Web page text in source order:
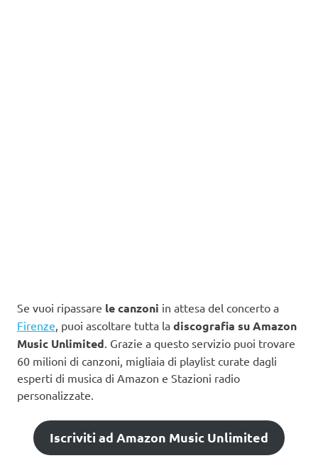
Se vuoi ripassare le canzoni in attesa del concerto a
Firenze , puoi ascoltare tutta la discografia su Amazon
Music Unlimited . Grazie a questo servizio puoi trovare
60 milioni di canzoni, migliaia di playlist curate dagli
esperti di musica di Amazon e Stazioni radio
personalizzate.
Iscriviti ad Amazon Music Unlimited